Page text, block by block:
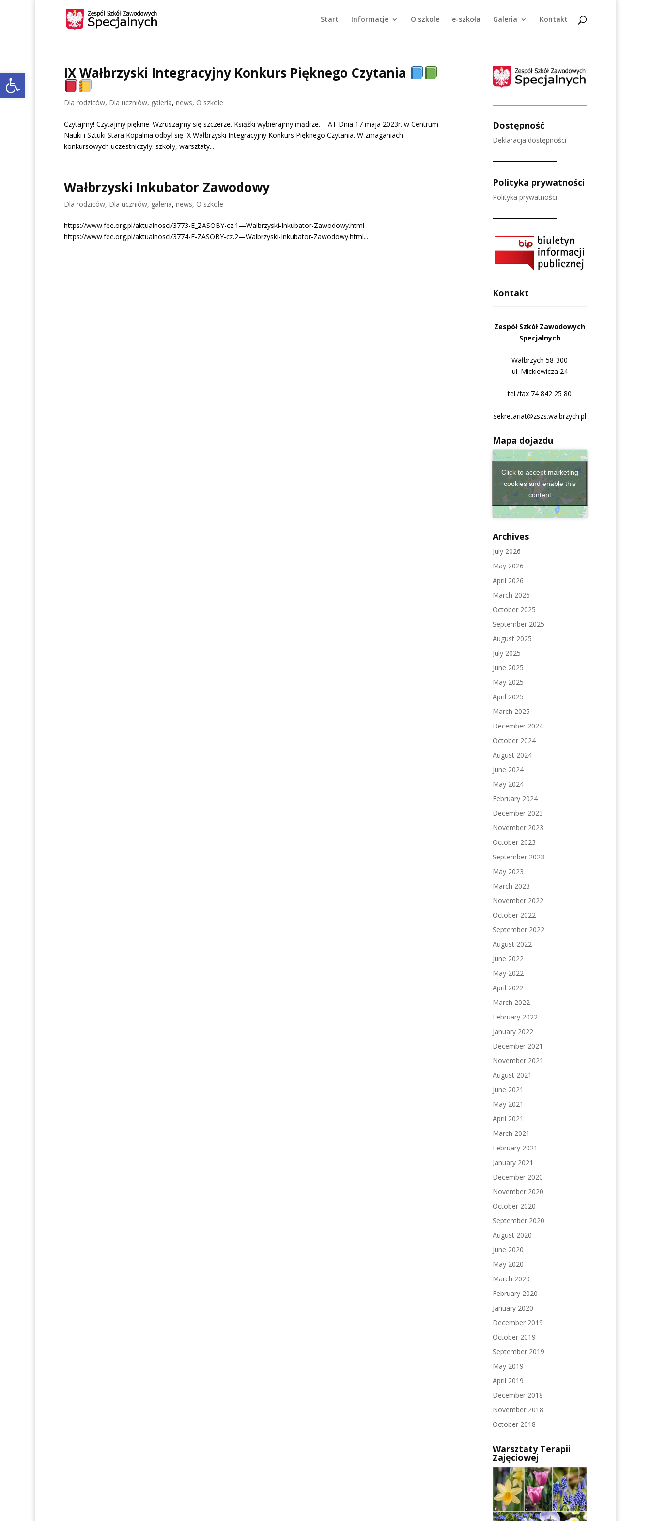
Open toolbar
Start Informacje O szkole e-szkoła Galeria Kontakt
IX Wałbrzyski Integracyjny Konkurs Pięknego Czytania
Dla rodziców, Dla uczniów, galeria, news, O szkole
Czytajmy! Czytajmy pięknie. Wzruszajmy się szczerze. Książki wybierajmy mądrze. – AT Dnia 17 maja 2023r. w Centrum
Nauki i Sztuki Stara Kopalnia odbył się IX Wałbrzyski Integracyjny Konkurs Pięknego Czytania. W zmaganiach
konkursowych uczestniczyły: szkoły, warsztaty...
Wałbrzyski Inkubator Zawodowy
Dla rodziców, Dla uczniów, galeria, news, O szkole
https://www.fee.org.pl/aktualnosci/3773-E_ZASOBY-cz.1—Walbrzyski-Inkubator-Zawodowy.html
https://www.fee.org.pl/aktualnosci/3774-E-ZASOBY-cz.2—Walbrzyski-Inkubator-Zawodowy.html...
Dostępność
Deklaracja dostępności
Polityka prywatności
Polityka prywatności
Kontakt
Zespół Szkół Zawodowych
Specjalnych
Wałbrzych 58-300
ul. Mickiewicza 24
tel./fax 74 842 25 80
sekretariat@zszs.walbrzych.pl
Mapa dojazdu
Click to accept marketing
cookies and enable this
content
Archives
July 2026
May 2026
April 2026
March 2026
October 2025
September 2025
August 2025
July 2025
June 2025
May 2025
April 2025
March 2025
December 2024
October 2024
August 2024
June 2024
May 2024
February 2024
December 2023
November 2023
October 2023
September 2023
May 2023
March 2023
November 2022
October 2022
September 2022
August 2022
June 2022
May 2022
April 2022
March 2022
February 2022
January 2022
December 2021
November 2021
August 2021
June 2021
May 2021
April 2021
March 2021
February 2021
January 2021
December 2020
November 2020
October 2020
September 2020
August 2020
June 2020
May 2020
March 2020
February 2020
January 2020
December 2019
October 2019
September 2019
May 2019
April 2019
December 2018
November 2018
October 2018
Warsztaty Terapii
Zajęciowej